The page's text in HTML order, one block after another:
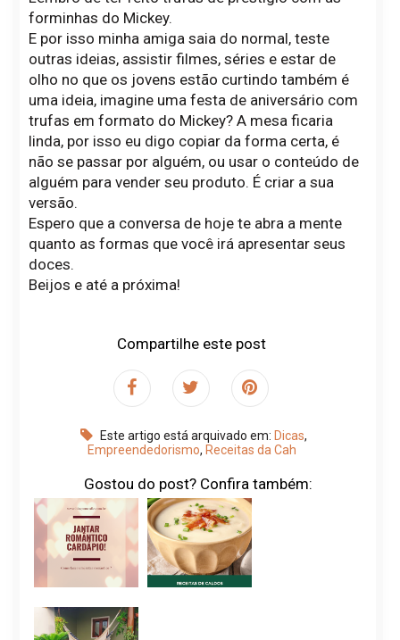
forminhas do Mickey.
E por isso minha amiga saia do normal, teste
outras ideias, assistir filmes, séries e estar de
olho no que os jovens estão curtindo também é
uma ideia, imagine uma festa de aniversário com
trufas em formato do Mickey? A mesa ficaria
linda, por isso eu digo copiar da forma certa, é
não se passar por alguém, ou usar o conteúdo de
alguém para vender seu produto. É criar a sua
versão.
Espero que a conversa de hoje te abra a mente
quanto as formas que você irá apresentar seus
doces.
Beijos e até a próxima!
Compartilhe este post
Este artigo está arquivado em: Dicas,
Empreendedorismo, Receitas da Cah
Gostou do post? Confira também: